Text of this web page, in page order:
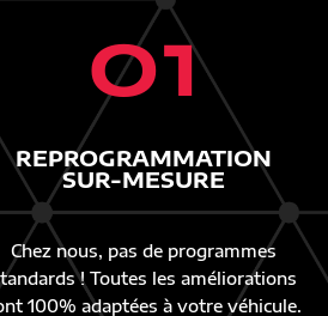
01
REPROGRAMMATION
SUR-MESURE
Chez nous, pas de programmes
! Toutes les améliorations
100% adaptées à votre véhicule.